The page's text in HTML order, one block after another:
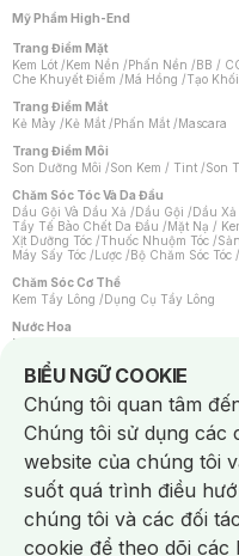
Mỹ Phẩm High-End
Trang Điểm Mặt
Kem Lót /Kem Nền /Phấn Nền /BB /
Che Khuyết Điểm /Má Hồng /Tạo
Trang Điểm Mắt
Kẻ Mày /Kẻ Mắt /Phấn Mắt /Mascara
Trang Điểm Môi
Son Dưỡng Môi /Son Kem / Tint /Son
Chăm Sóc Tóc Và Da Đầu
Dầu Gội Và Dầu Xả /Dầu Gội /Dầu Xả
Tẩy Tế Bào Chết Da Đầu /Mặt Nạ /
Xịt Dưỡng Tóc /Thuốc Nhuộm Tóc /
Máy Sấy Tóc /Lược /Bộ Chăm Sóc Tóc /
Chăm Sóc Cơ Thể
Kem Tẩy Lông /Dụng Cụ Tẩy Lông
Nước Hoa
Nước Hoa Nữ
Chăm Sóc Cá Nhân
Chống Muỗi /Khẩu Trang /Máy
Sản Phẩm Chăm Sóc Khác /Bàn Chải
Hỗ Trợ Trắng Răng/Kem Đánh Răng /
Tăm / Chỉ Nha Khoa/ Xịt Thơm Miệng
Khăn Ướt Vệ Sinh Vùng Kín/Băng
Máy Cạo Râu
Vấn Đề Về Da
Da Dầu / Lỗ Chân Lông To/ Da Khô /
Da Nhạy Cảm / Kích Ứng
Da Xỉn Màu
Quầng Thâm & Bọng Mắt /Sẹo /Viêm
BIỂU NGỮ COOKIE
Notice about cookies usage
Chúng tôi quan tâm
Chúng tôi sử dụng các
website của chúng tôi
suốt quá trình điều
chúng tôi và các đối
cookie để theo dõi